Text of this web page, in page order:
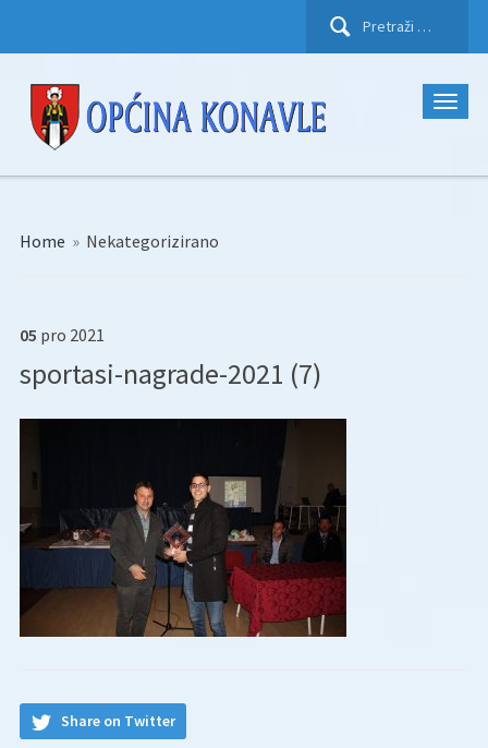
Pretraži:
Home » Nekategorizirano
05 pro 2021
sportasi-nagrade-2021 (7)
Share on Twitter